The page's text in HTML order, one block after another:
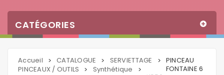
CATÉGORIES
Accueil > CATALOGUE > SERVIETTAGE
>
PINCEAUX / OUTILS
> Synthétique >
PINCEAU
FONTAINE 6